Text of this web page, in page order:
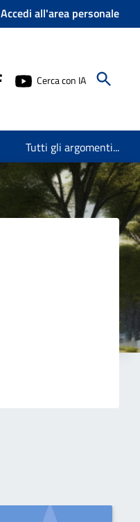
Accedi all'area personale
Cerca con IA
Tutti gli argomenti...